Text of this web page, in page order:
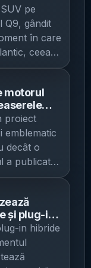
pe
Q9, gândit
în care
ceea
locală,
de
circa
SQ9
lei), a
mai
iar Audi
este
împins
vine cu
first”
În același
motorul
la
proiect
emblematic
decât o
a publicat
către
un
Bugatti
of
momente
care
și plug-in
de
in hibride